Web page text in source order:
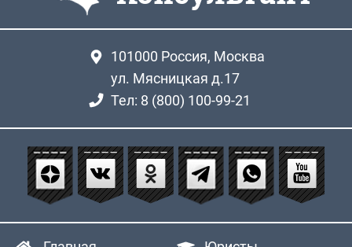
101000 Россия, Москва
ул. Мясницкая д.17
Тел: 8 (800) 100-99-21